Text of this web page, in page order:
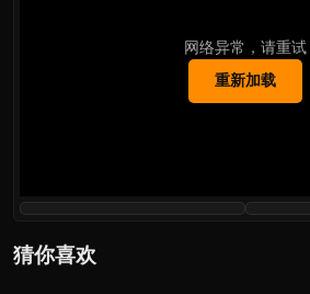
网络异常，请重试
重新加载
猜你喜欢